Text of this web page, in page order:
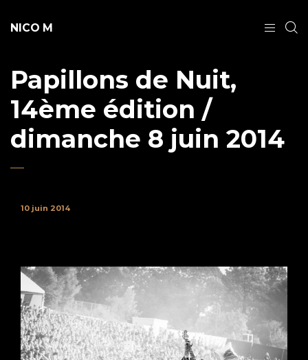
NICO M
Papillons de Nuit,
14ème édition /
dimanche 8 juin 2014
10 juin 2014